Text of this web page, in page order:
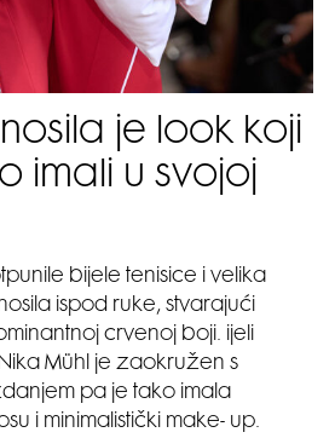
je look koji
imali u svojoj
bijele tenisice i velika
ispod ruke, stvarajući
crvenoj boji. ijeli
Mühl je zaokružen s
pa je tako imala
i minimalistički make- up.